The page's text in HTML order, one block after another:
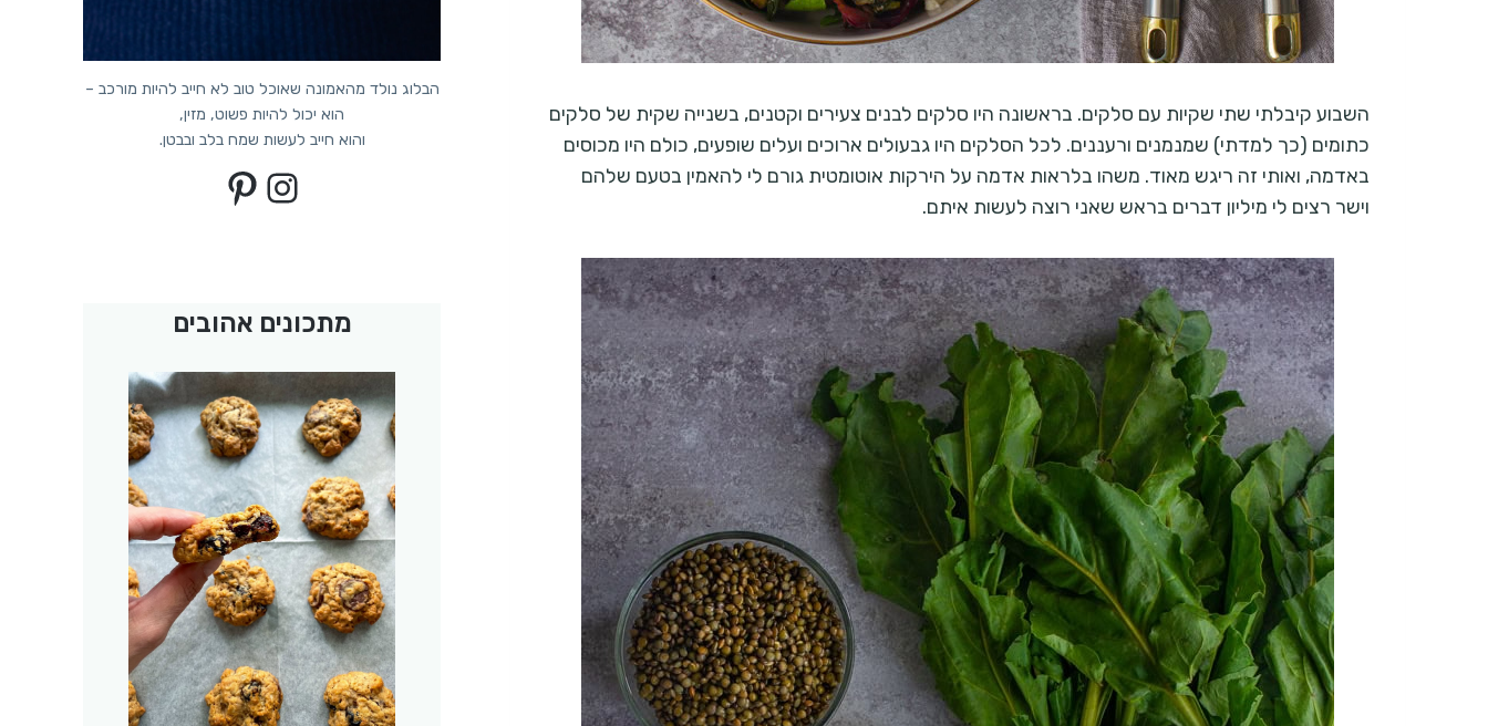
השבוע קיבלתי שתי שקיות עם סלקים. בראשונה היו סלקים לבנים צעירים וקטנים, בשנייה שקית של סלקים
כתומים (כך למדתי) שמנמנים ורעננים. לכל הסלקים היו גבעולים ארוכים ועלים שופעים, כולם היו מכוסים
באדמה, ואותי זה ריגש מאוד. משהו בלראות אדמה על הירקות אוטומטית גורם לי להאמין בטעם שלהם
וישר רצים לי מיליון דברים בראש שאני רוצה לעשות איתם.
הבלוג נולד מהאמונה שאוכל טוב לא חייב להיות מורכב –
הוא יכול להיות פשוט, מזין,
והוא חייב לעשות שמח בלב ובבטן.
Instagram
Pinterest
מתכונים אהובים